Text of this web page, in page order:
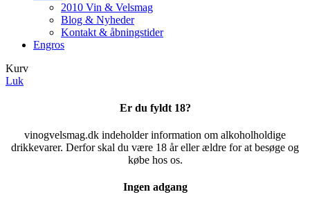
2010 Vin & Velsmag
Blog & Nyheder
Kontakt & åbningstider
Engros
Kurv
Luk
Er du fyldt 18?
vinogvelsmag.dk indeholder information om alkoholholdige
drikkevarer. Derfor skal du være 18 år eller ældre for at besøge og
købe hos os.
Ingen adgang